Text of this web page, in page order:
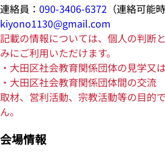
連絡員： 090-3406-6372 （連絡可能
kiyono1130@gmail.com
記載の情報については、個人の判断
みにご利用いただけます。
・大田区社会教育関係団体の見学又
・大田区社会教育関係団体間の交流
取材、営利活動、宗教活動等の目的
ん。
会場情報